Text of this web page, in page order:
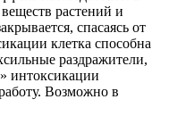
растений и
спасаясь от
клетка способна
раздражители,
интоксикации
Возможно в